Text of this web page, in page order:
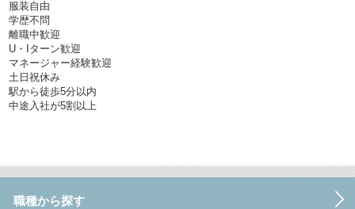
服装自由
学歴不問
離職中歓迎
U・Iターン歓迎
マネージャー経験歓迎
土日祝休み
駅から徒歩5分以内
中途入社が5割以上
職種から探す